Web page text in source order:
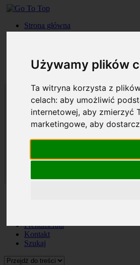
Używamy plików
Ta witryna korzysta z
celach:aby umożliwić
internetowej,aby zmierzyć
marketingowe,aby
Strona główna
Roczniki
Kontakt
Szukaj
Prenumerata
Kontakt
Szukaj